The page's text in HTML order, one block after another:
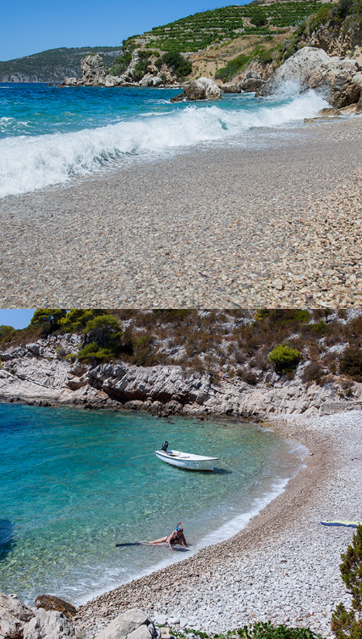
Es dauert nur 5 Minuten von Komiža mit unserem Taxi-Boot zum
Strand Velo Žolo. Dies ist einer der größeren Strände in Komiza
und ist ideal für einen ganztägigen Ausflug. Er ist teilweise von
Tamarisken bedeckt, und bietet somit natürlichen Schatten.
DER STRAND „PERNA“
Der Strand „Perna“ befindet sich in der Nähe der Bucht von
Komiža. Es zeichnet sich durch seine Ruhe und Sauberkeit aus.
Die Reinheit des klaren, blauen Meeres kann nicht mit Worten
beschrieben werden. Mieten Sie eines unserer Boote oder rufen
Sie unser schnelles Taxi-Boot und genießen Sie einen
ganztägigen Ausflug. Die Fahrt zum Strand dauert 5 Minuten.
x